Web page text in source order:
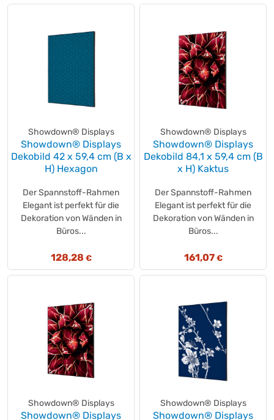
CIF(+10)
Cleanisept®
ColomPac®
contigo(+7)
Cool(+1)
Corny (+11)
Crafttex (+1)
Curver (+1)
Daelmans(+1)
Dallmayr(+38)
DECORIS(+1)
DECORIS(+51)
Deflecto®(+7)
DEISS(+12)
Delacre(+2)
Descosept(+1)
Showdown® Displays
Showdown® Displays
Dekobild 42 x 59,4 cm (B x
H) Hexagon
Der Spannstoff-Rahmen
Elegant ist perfekt für die
Dekoration von Wänden in
Büros...
128,28 €
Showdown® Displays
Showdown® Displays
Dekobild 84,1 x 59,4 cm (B
x H) Kaktus
Der Spannstoff-Rahmen
Elegant ist perfekt für die
Dekoration von Wänden in
Büros...
161,07€
Showdown® Displays
Showdown® Displays
Showdown® Displays
Showdown® Displays